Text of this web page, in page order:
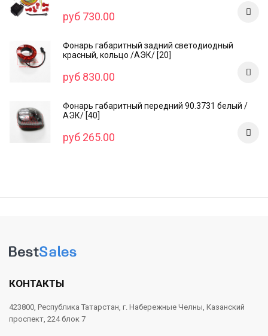
руб 730.00
Фонарь габаритный задний светодиодный
красный, кольцо /AЭК/ [20]
руб 830.00
Фонарь габаритный передний 90.3731 белый /
АЭК/ [40]
руб 265.00
КОНТАКТЫ
423800, Республика Татарстан, г. Набережные Челны, Казанский
проспект, 224 блок 7